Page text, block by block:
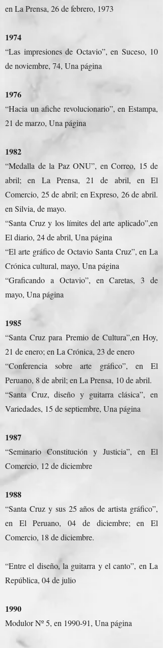
en La Prensa, 26 de febrero, 1973
1974
“Las impresiones de Octavio”, en Suceso, 10
de noviembre, 74, Una página
1976
“Hacia un afiche revolucionario”, en Estampa,
21 de marzo, Una página
1982
“Medalla de la Paz ONU”, en Correo, 15 de
abril; en La Prensa, 21 de abril, en El
Comercio, 25 de abril; en Expreso, 26 de abril.
en Silvia, de mayo.
“Santa Cruz y los límites del arte aplicado”,en
El diario, 24 de abril, Una página
“El arte gráfico de Octavio Santa Cruz”, en La
Crónica cultural, mayo, Una página
“Graficando a Octavio”, en Caretas, 3 de
mayo, Una página
1985
“Santa Cruz para Premio de Cultura”,en Hoy,
21 de enero; en La Crónica, 23 de enero
“Conferencia sobre arte gráfico”, en El
Peruano, 8 de abril; en La Prensa, 10 de abril.
“Santa Cruz, diseño y guitarra clásica”, en
Variedades, 15 de septiembre, Una página
1987
“Seminario Constitución y Justicia”, en El
Comercio, 12 de diciembre
1988
“Santa Cruz y sus 25 años de artista gráfico”,
en El Peruano, 04 de diciembre; en El
Comercio, 18 de diciembre.
“Entre el diseño, la guitarra y el canto”, en La
República, 04 de julio
1990
Modulor Nº 5, en 1990-91, Una página